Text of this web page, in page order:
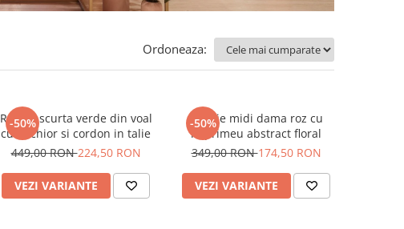
Ordoneaza:
-50%
Rochie scurta verde din voal
cu anchior si cordon in talie
449,00 RON224,50 RON
VEZI VARIANTE
-50%
Rochie midi dama roz cu
imprimeu abstract floral
349,00 RON174,50 RON
VEZI VARIANTE